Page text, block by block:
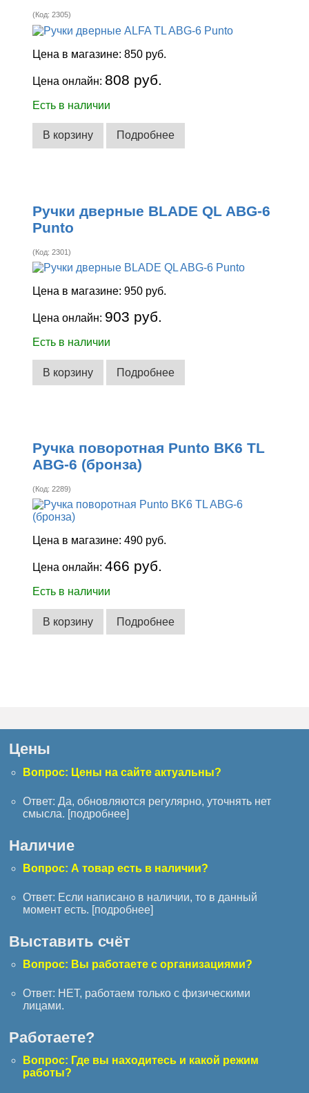
(Код:2305)
Цена в магазине:850 руб.
Цена онлайн: 808 руб.
Есть в наличии
В корзину Подробнее
Ручки дверные BLADE QL ABG-6
Punto
(Код:2301)
Цена в магазине:950 руб.
Цена онлайн: 903 руб.
Есть в наличии
В корзину Подробнее
Ручка поворотная Punto BK6 TL
ABG-6 (бронза)
(Код:2289)
Цена в магазине:490 руб.
Цена онлайн:466 руб.
Есть в наличии
В корзину Подробнее
Цены
Вопрос: Цены на сайте актуальны?
Ответ: Да, обновляются регулярно, уточнять нет
смысла. [подробнее]
Наличие
Вопрос: А товар есть в наличии?
Ответ: Если написано в наличии, то в данный
момент есть. [подробнее]
Выставить счёт
Вопрос: Вы работаете с организациями?
Ответ: НЕТ, работаем только с физическими
лицами.
Работаете?
Вопрос: Где вы находитесь и какой режим
работы?